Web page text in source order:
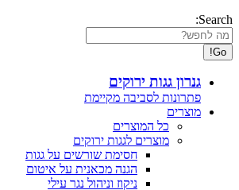
Search:
גנרון גגות ירוקים
פתרונות לסביבה מקיימת
מוצרים
כל המוצרים
מוצרים לגגות ירוקים
חסימת שורשים על גגות
הגנה מכאנית על איטום
ניקוז וניהול נגר עילי